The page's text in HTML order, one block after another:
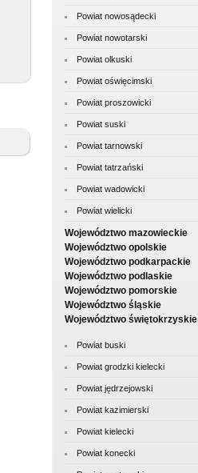
Powiat nowosądecki
Powiat nowotarski
Powiat olkuski
Powiat oświęcimski
Powiat proszowicki
Powiat suski
Powiat tarnowski
Powiat tatrzański
Powiat wadowicki
Powiat wielicki
Województwo mazowieckie
Województwo opolskie
Województwo podkarpackie
Województwo podlaskie
Województwo pomorskie
Województwo śląskie
Województwo świętokrzyskie
Powiat buski
Powiat grodzki kielecki
Powiat jędrzejowski
Powiat kazimierski
Powiat kielecki
Powiat konecki